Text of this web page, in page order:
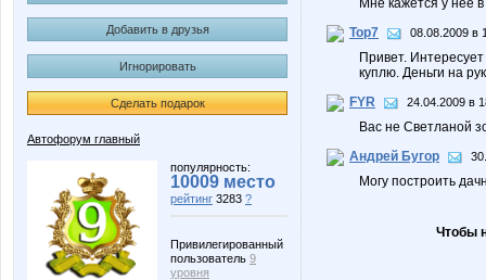
Добавить в друзья
Игнорировать
Сделать подарок
Автофорум главный
популярность:
10009 место
рейтинг 3283 ?
Привилегированный
пользователь 9
уровня
Мне кажется у неё в
Top7
08.08.2009 в
Привет.
куплю. Деньги на
FYR
24.04.2009 в
Вас не Светланой
Андрей Бугор
Могу построить
Чтобы